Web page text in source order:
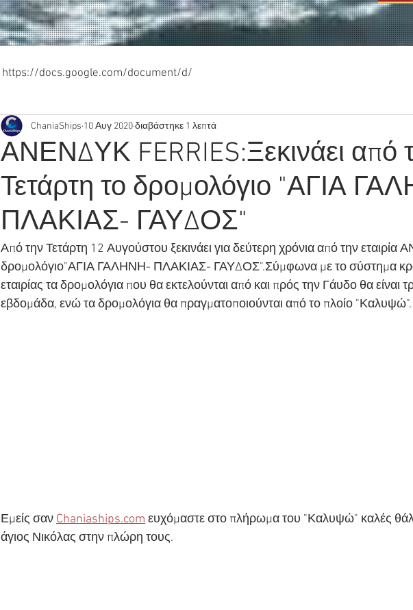
https://docs.google.com/document/d/
ΑΝΕΝΔΥΚ FERRIES:Ξεκινάει από
Τετάρτη το δρομολόγιο "ΑΓΙΑ
ΠΛΑΚΙΑΣ- ΓΑΥΔΟΣ"
ChaniaShips 10 Αυγ 2020διαβάστηκε 1 λεπτά
Από την Τετάρτη 12 Αυγούστου ξεκινάει για δεύτερη χρόνια από την
δρομολόγιο"ΑΓΙΑ ΓΑΛΗΝΗ- ΠΛΑΚΙΑΣ- ΓΑΥΔΟΣ".Σύμφωνα με το σύστημα
εταιρίας τα δρομολόγια που θα εκτελούνται από και πρός την Γάυδο θα είναι
εβδομάδα, ενώ τα δρομολόγια θα πραγματοποιούνται από το πλοίο "Καλυψώ".
Εμείς σαν Chaniaships.com ευχόμαστε στο πλήρωμα του "Καλυψώ" καλές
άγιος Νικόλας στην πλώρη τους.